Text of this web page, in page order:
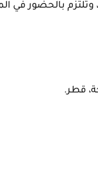
وتلتزم بالحضور في